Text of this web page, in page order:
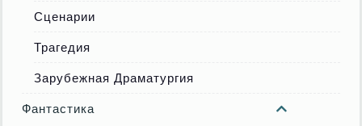
Сценарии
Трагедия
Зарубежная Драматургия
Фантастика